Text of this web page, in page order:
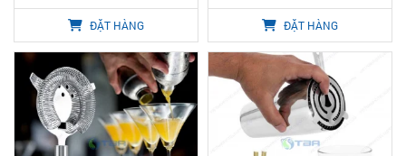
ĐẶT HÀNG ĐẶT HÀNG